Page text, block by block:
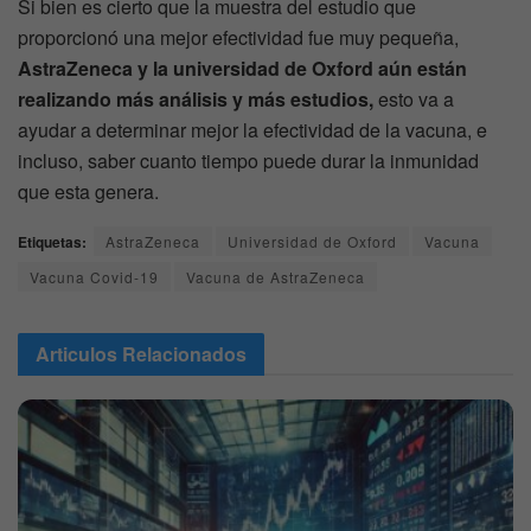
Si bien es cierto que la muestra del estudio que
proporcionó una mejor efectividad fue muy pequeña,
AstraZeneca y la universidad de Oxford aún están
realizando más análisis y más estudios,esto va a
ayudar a determinar mejor la efectividad de la vacuna, e
incluso, saber cuanto tiempo puede durar la inmunidad
que esta genera.
Etiquetas: AstraZeneca Universidad de Oxford
Vacuna
Vacuna Covid-19
Vacuna de AstraZeneca
Articulos Relacionados